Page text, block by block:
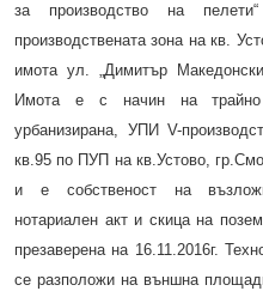
за производство на
производствената зона на кв.
имота ул. „Димитър
Имота е с начин на трайно
урбанизирана, УПИ V-
кв.95 по ПУП на кв.Устово,
и е собственост на
нотариален акт и скица на
презаверена на 16.11.2016г.
се разположи на външна